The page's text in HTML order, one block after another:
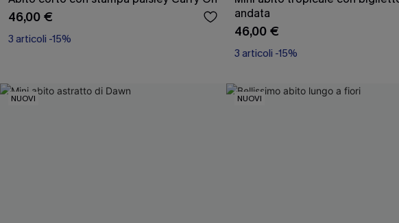
46,00 €
3 articoli -15%
andata
46,00 €
3 articoli -15%
NUOVI NUOVI